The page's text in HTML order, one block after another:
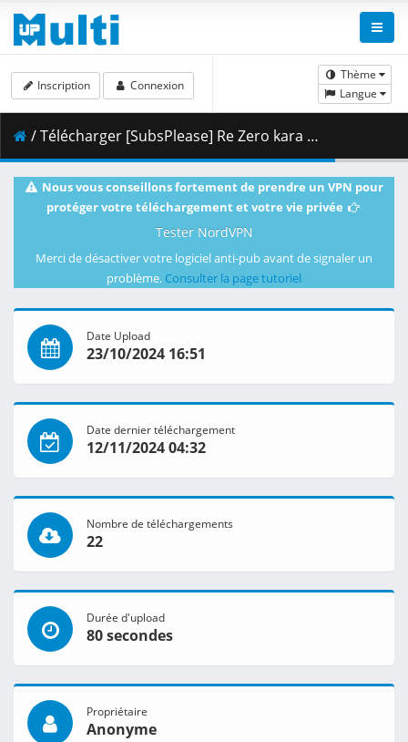
Thème
Langue
Inscription Connexion
/ Télécharger [SubsPlease] Re Zero kara Hajimeru Isekai Seikatsu - 54 (1080p) [66E26161].mkv.001 ( 459.03 MB )
Nous vous conseillons fortement de prendre un VPN pour
protéger votre téléchargement et votre vie privée
Tester NordVPN
Merci de désactiver votre logiciel anti-pub avant de signaler un
problème. Consulter la page tutoriel
Date Upload
23/10/2024 16:51
Date dernier téléchargement
12/11/2024 04:32
Nombre de téléchargements
22
Durée d'upload
80 secondes
Propriétaire
Anonyme